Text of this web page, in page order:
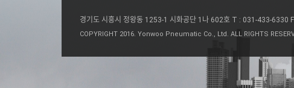
경기도 시흥시 정왕동 1253-1 시화공단 1나 602호 T : 031-433-6330
COPYRIGHT 2016. Yonwoo Pneumatic Co., Ltd. ALL RIGHTS